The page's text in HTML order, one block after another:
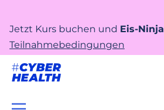
Jetzt Kurs buchen und Eis-Ninja
Teilnahmebedingungen